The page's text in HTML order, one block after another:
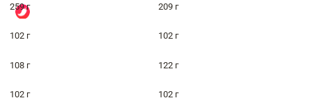
259 г 209 г
102 г 102 г
108 г 122 г
102 г 102 г